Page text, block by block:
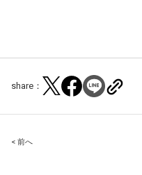
share：
Post
< 前へ